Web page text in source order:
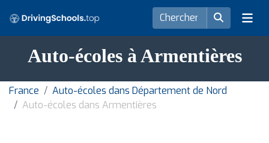
Auto-écoles à Armentières
France
Auto-écoles dans Département de Nord
Auto-écoles dans Armentières